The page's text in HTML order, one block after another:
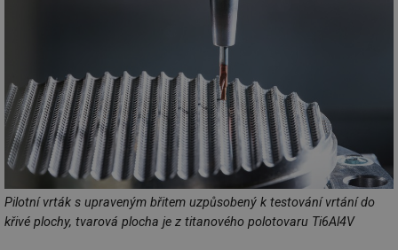
Pilotní vrták s upraveným břitem uzpůsobený k testování vrtání do
křivé plochy, tvarová plocha je z titanového polotovaru Ti6Al4V